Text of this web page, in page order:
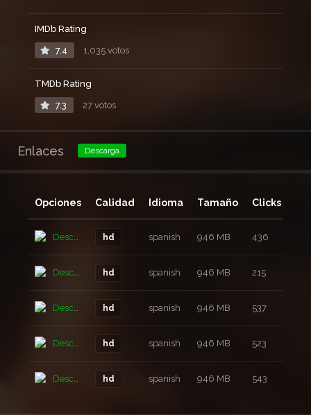
IMDb Rating
7.4 1,035 votos
TMDb Rating
7.3 27 votos
Enlaces Descarga
Opciones Calidad Idioma Tamaño Clicks
Descarga hd spanish 946 MB 436
Descarga hd spanish 946 MB 215
Descarga hd spanish 946 MB 537
Descarga hd spanish 946 MB 523
Descarga hd spanish 946 MB 543